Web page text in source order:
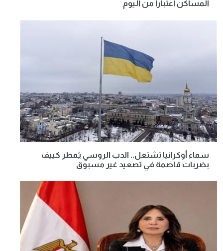
المساكن اعتبارا من اليوم
سماء أوكرانيا تشتعل.. الدب الروسي يُمطر كييف
بضربات قاصمة في تصعيد غير مسبوق